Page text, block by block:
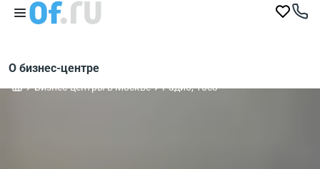
О бизнес-центре
Бизнес-центры в Москве Радио, 10с3